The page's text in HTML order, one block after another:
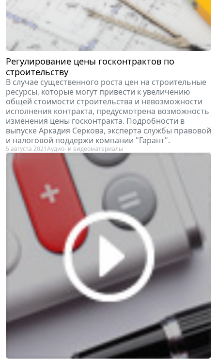
Регулирование цены госконтрактов по
строительству
В случае существенного роста цен на строительные
ресурсы, которые могут привести к увеличению
общей стоимости строительства и невозможности
исполнения контракта, предусмотрена возможность
изменения цены госконтракта. Подробности в
выпуске Аркадия Серкова, эксперта службы правовой
и налоговой поддержи компании "Гарант".
5 августа 2021Аудио- и видеоматериалы